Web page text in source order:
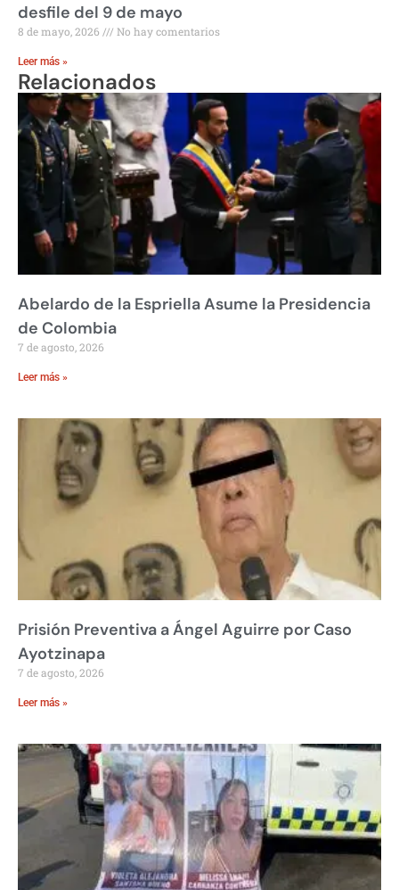
desfile del 9 de mayo
8 de mayo, 2026 No hay comentarios
Leer más »
Relacionados
Abelardo de la Espriella Asume la Presidencia
de Colombia
7 de agosto, 2026
Leer más »
Prisión Preventiva a Ángel Aguirre por Caso
Ayotzinapa
7 de agosto, 2026
Leer más »